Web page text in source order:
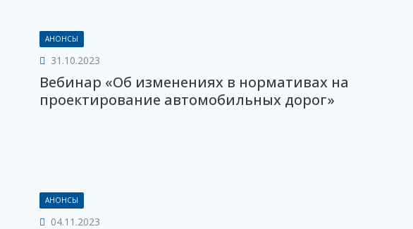
АНОНСЫ
31.10.2023
Вебинар «Об изменениях в нормативах на
проектирование автомобильных дорог»
АНОНСЫ
04.11.2023